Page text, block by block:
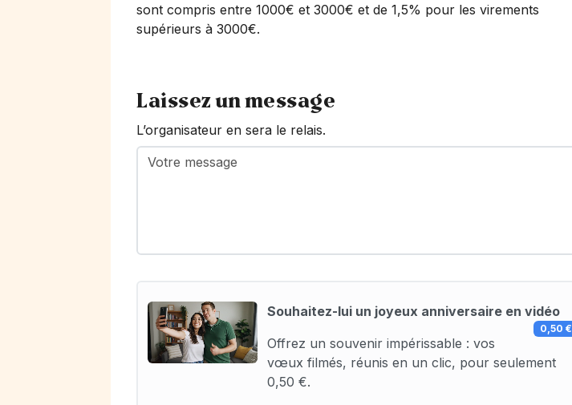
sont compris entre 1000€ et 3000€ et de 1,5% pour les virements
supérieurs à 3000€.
Laissez un message
L’organisateur en sera le relais.
Souhaitez-lui un joyeux anniversaire en vidéo
0,50 €
Offrez un souvenir impérissable : vos
vœux filmés, réunis en un clic, pour seulement
0,50 €.